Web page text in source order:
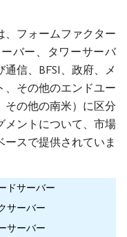
、フォームファクター
バー、タワーサーバ
信、BFSI、政府、メ
、その他のエンドユー
その他の南米）に区分
メントについて、市場
スで提供されていま
ドサーバー
サーバー
サーバー